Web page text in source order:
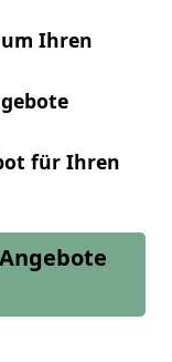
Ihren
für Ihren